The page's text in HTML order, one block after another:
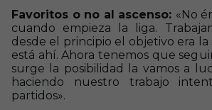
Favoritos o no al ascenso: «No
cuando empieza la liga.
desde el principio el objetivo era la
está ahí. Ahora tenemos que
surge la posibilidad la vamos a
haciendo nuestro trabajo
partidos».